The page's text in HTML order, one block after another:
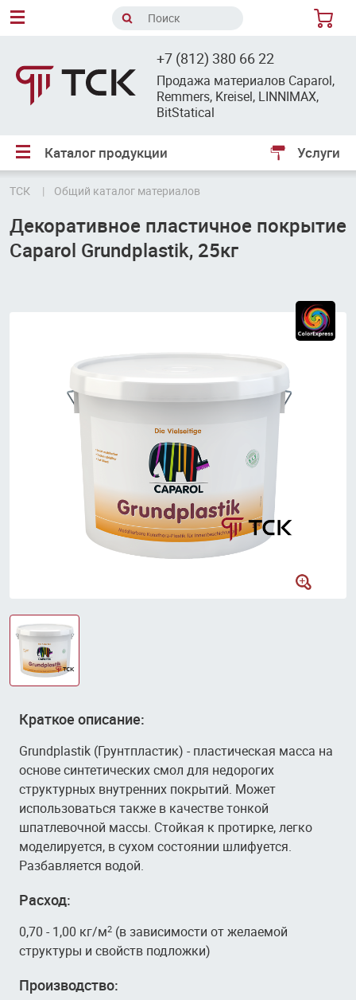
+7 (812) 380 66 22
Продажа материалов Caparol,
Remmers, Kreisel, LINNIMAX,
BitStatical
Каталог продукции Услуги
ТСК Общий каталог материалов
Декоративное пластичное покрытие
Caparol Grundplastik, 25кг
Краткое описание:
Grundplastik (Грунтпластик) - пластическая масса на
основе синтетических смол для недорогих
структурных внутренних покрытий. Может
использоваться также в качестве тонкой
шпатлевочной массы. Стойкая к протирке, легко
моделируется, в сухом состоянии шлифуется.
Разбавляется водой.
Расход:
0,70 - 1,00 кг/м2 (в зависимости от желаемой
структуры и свойств подложки)
Производство: